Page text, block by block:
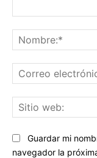
Guardar mi
navegador la